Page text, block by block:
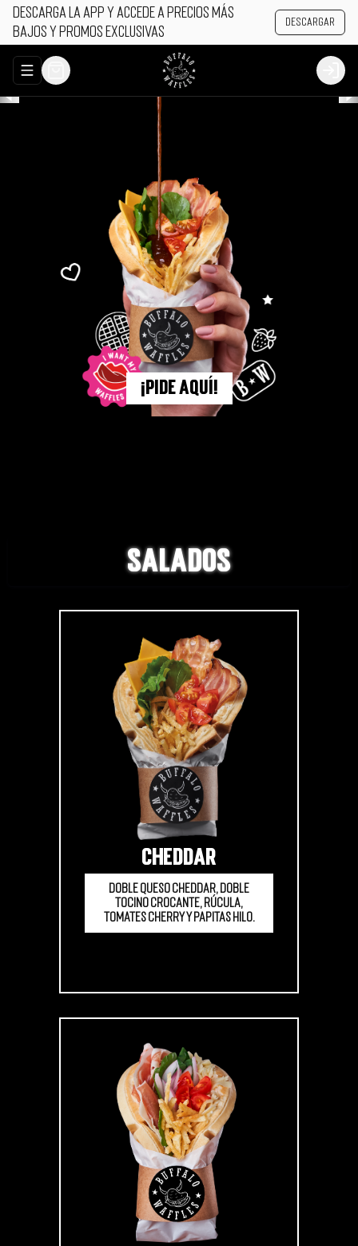
Descarga la app y accede a precios más
bajos y promos exclusivas
Descargar
Abrir menu de navegación Login
¡PIDE AQUÍ!
SALADOS
CHEDDAR
Doble queso cheddar, doble
tocino crocante, rúcula,
tomates cherry y papitas hilo.